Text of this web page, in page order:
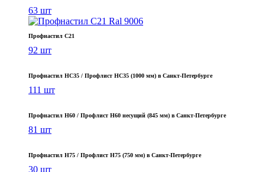
63 шт
Профнастил С21
92 шт
Профнастил НС35 / Профлист НС35 (1000 мм) в Санкт‑Петербурге
111 шт
Профнастил Н60 / Профлист Н60 несущий (845 мм) в Санкт-Петербурге
81 шт
Профнастил Н75 / Профлист Н75 (750 мм) в Санкт-Петербурге
30 шт